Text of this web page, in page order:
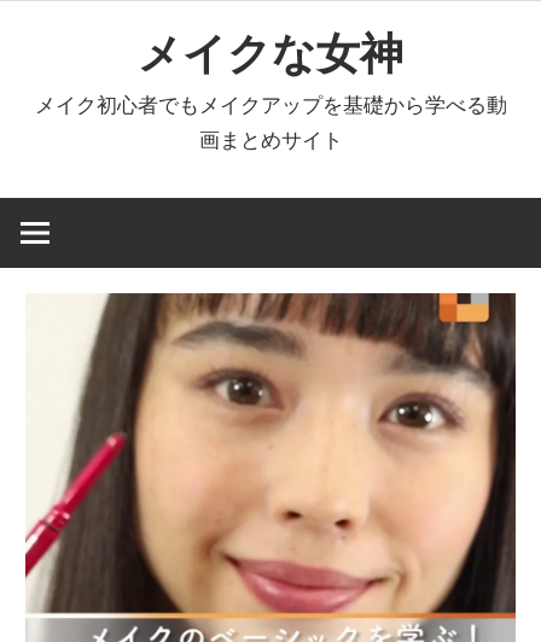
へ
キ
メイクな女神
メイク初心者でもメイクアップを基礎から学べる動
画まとめサイト